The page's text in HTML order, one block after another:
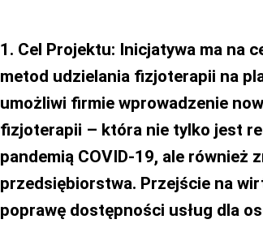
1. Cel Projektu: Inicjatywa ma na
metod udzielania fizjoterapii na
umożliwi firmie wprowadzenie
fizjoterapii – która nie tylko jest
pandemią COVID-19, ale również
przedsiębiorstwa. Przejście na
poprawę dostępności usług dla